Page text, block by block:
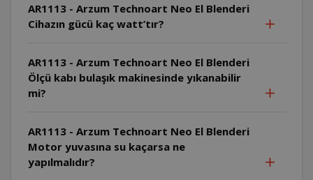
AR1113 - Arzum Technoart Neo El Blenderi
Cihazın gücü kaç watt’tır?
AR1113 - Arzum Technoart Neo El Blenderi
Ölçü kabı bulaşık makinesinde yıkanabilir
mi?
AR1113 - Arzum Technoart Neo El Blenderi
Motor yuvasına su kaçarsa ne
yapılmalıdır?